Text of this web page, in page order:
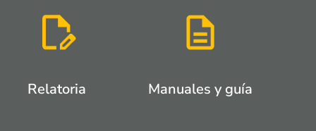
Relatoria Manuales y guía